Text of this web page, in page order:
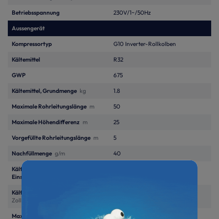
Betriebsspannung 230V/1~/50Hz
Aussengerät
Kompressortyp G10 Inverter-Rollkolben
Kältemittel R32
GWP 675
Kältemittel, Grundmenge kg 1.8
Maximale Rohrleitungslänge m 50
Maximale Höhendifferenz m 25
Vorgefüllte Rohrleitungslänge m 5
Nachfüllmenge g/m 40
Kältemittelanschluss
Einspritzleitung
Kältemittelanschluss Saugleitung
Zoll
Maximaler Schalldruckpegel dB(A)